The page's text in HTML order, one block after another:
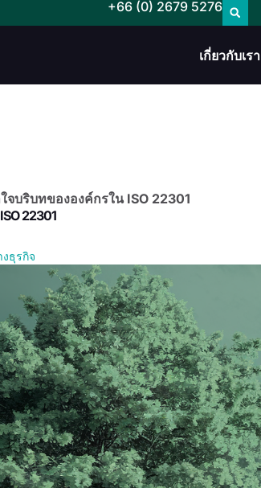
+66 (0) 2679 5276
เกี่ยวกับเรา
จบริบทขององค์กรใน ISO 22301
22301
ธุรกิจ